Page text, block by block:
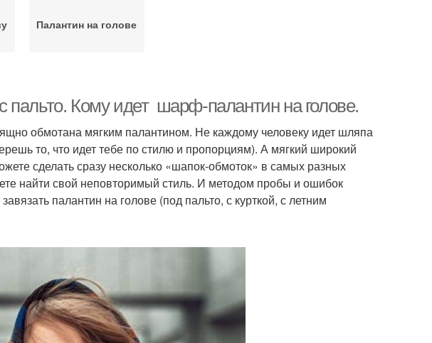
Палантин на голове
пальто. Кому идет шарф-палантин на голове.
обмотана мягким палантином. Не каждому человеку идет шляпа
то, что идет тебе по стилю и пропорциям). А мягкий широкий
сделать сразу несколько «шапок-обмоток» в самых разных
найти свой неповторимый стиль. И методом пробы и ошибок
палантин на голове (под пальто, с курткой, с летним